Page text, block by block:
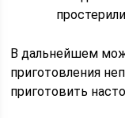
В дальнейшем
приготовления
приготовить